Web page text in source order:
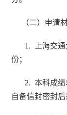
（二）申请
1. 上海交
份；
2.本科成绩
自备信封密封